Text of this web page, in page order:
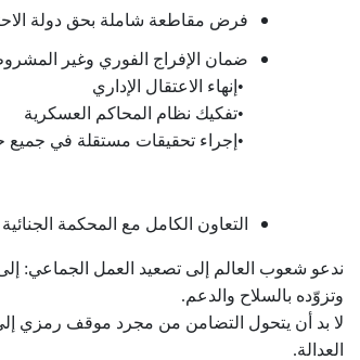
فرض مقاطعة شاملة بحق دولة
ضمان الإفراج الفوري وغير
• إنهاء الاعتقال الإداري
•تفكيك نظام المحاكم العسكرية
• إجراء تحقيقات مستقلة في جميع
التعاون الكامل مع المحكمة
ندعو شعوب العالم إلى تصعيد العمل الجماعي: إلى
وتزوّده بالسلاح والدعم.
لا بد أن يتحول التضامن من مجرد موقف رمزي
العدالة.